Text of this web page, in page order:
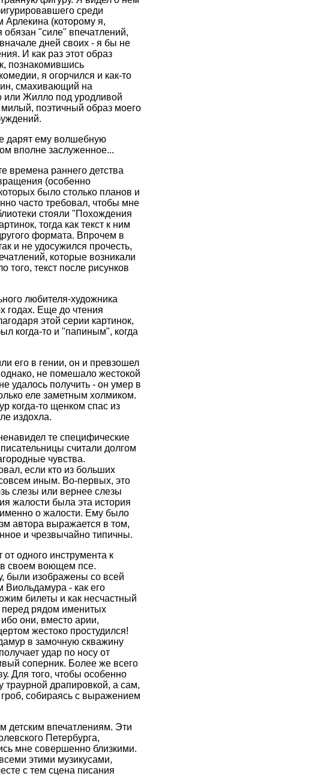
среди
(которому я,
"силе" впечатлений,
дней своих - я бы не
И как раз этот образ
познакомившись
я огорчился и как-то
смахивающий на
или Жилло под уродливой
поэтичный образ моего
дарят ему волшебную
вполне заслуженное...
времена раннего детства
(особенно
было столько планов и
часто требовал, чтобы мне
стояли "Похождения
тогда как текст к ним
формата. Впрочем в
и не удосужился прочесть,
которые возникали
того, текст после рисунков
любителя-художника
годах. Еще до чтения
этой серии картинок,
когда-то и "папиным", когда
его в гении, он и превзошел
не помешало жестокой
удалось получить - он умер в
еле заметным холмиком.
когда-то щенком спас из
издохла.
те специфические
считали долгом
чувства.
если кто из больших
иным. Во-первых, это
слезы или вернее слезы
жалости была эта история
о жалости. Ему было
автора выражается в том,
и чрезвычайно типичны.
одного инструмента к
в своем воющем псе.
были изображены со всей
- как его
билеты и как несчастный
перед рядом именитых
они, вместо арии,
жестоко простудился!
в замочную скважину
удар по носу от
соперник. Более же всего
Для того, чтобы особенно
траурной драпировкой, а сам,
собираясь с выражением
детским впечатлениям. Эти
Петербурга,
мне совершенно близкими.
этими музикусами,
с тем сцена писания